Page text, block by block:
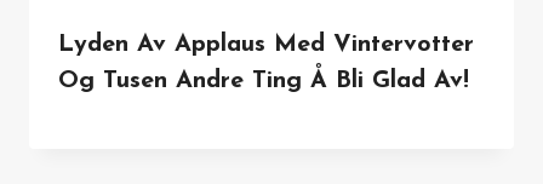
Lyden Av Applaus Med Vintervotter
Og Tusen Andre Ting Å Bli Glad Av!